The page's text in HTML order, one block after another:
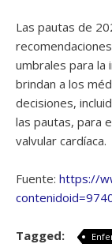
Las pautas de
umbrales para la
brindan a los
decisiones,
las pautas, para
valvular cardíaca.
Fuente: https://
Tagged: